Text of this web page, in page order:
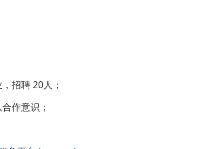
招聘 20人；
作意识；